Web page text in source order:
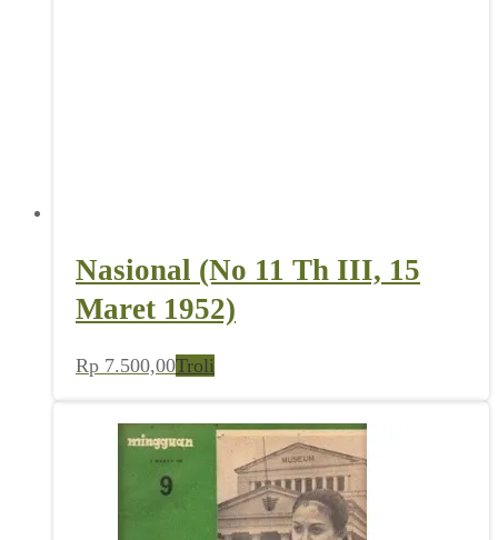
Nasional (No 11 Th III, 15
Maret 1952)
Rp 7.500,00Troli